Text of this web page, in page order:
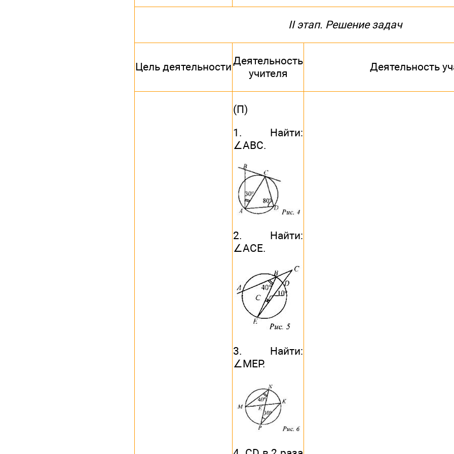
II этап. Решение задач
Цель деятельностиДеятельность
учителя
Деятельность
(П)
1. Найти:
∠АВС.
2. Найти:
∠ACE.
3. Найти:
∠MEP.